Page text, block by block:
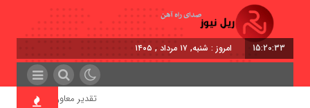
15:20:35 برابر با : Saturday - 8 August - 2026
تقدیر معاون اول رئیس‌جمهور از